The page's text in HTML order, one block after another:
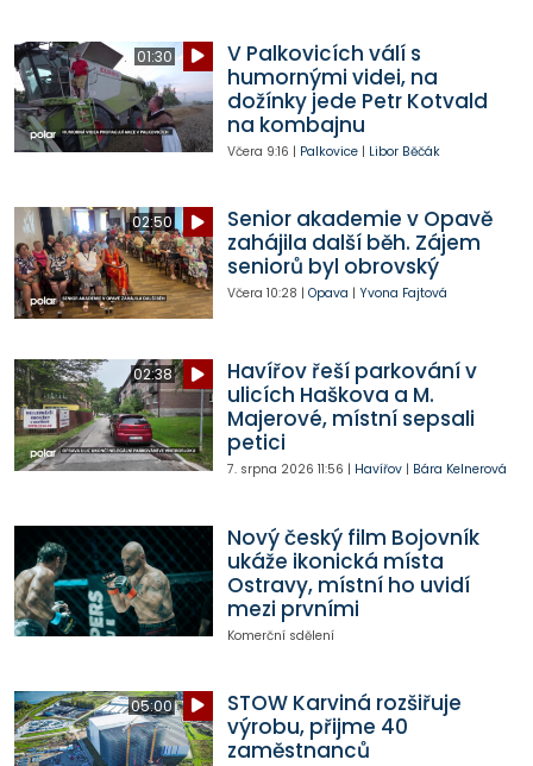
01:30
V Palkovicích válí s
humornými videi, na
dožínky jede Petr Kotvald
na kombajnu
Včera 9:16 | Palkovice| Libor Běčák
02:50
Senior akademie v Opavě
zahájila další běh. Zájem
seniorů byl obrovský
Včera 10:28 | Opava | Yvona Fajtová
02:38
Havířov řeší parkování v
ulicích Haškova a M.
Majerové, místní sepsali
petici
7. srpna 2026 11:56 | Havířov| Bára Kelnerová
Nový český film Bojovník
ukáže ikonická místa
Ostravy, místní ho uvidí
mezi prvními
Komerční sdělení
05:00
STOW Karviná rozšiřuje
výrobu, přijme 40
zaměstnanců